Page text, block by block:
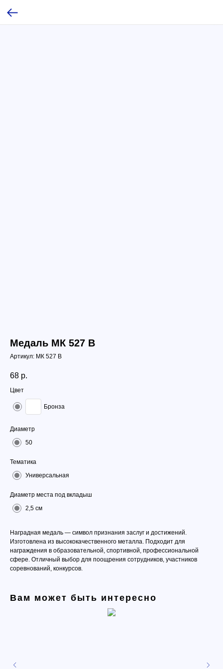
Медаль МК 527 B
Артикул: МК 527 B
68 р.
Цвет
Бронза
Диаметр
50
Тематика
Универсальная
Диаметр места под вкладыш
2,5 см
Наградная медаль — символ признания заслуг и достижений.
Изготовлена из высококачественного металла. Подходит для
награждения в образовательной, спортивной, профессиональной
сфере. Отличный выбор для поощрения сотрудников, участников
соревнований, конкурсов.
Вам может быть интересно